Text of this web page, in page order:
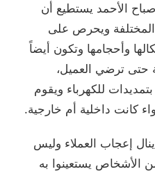
الأحمد يستطيع أن
المختلفة ويحرص على
وأحجامها وتكون أيضاً
حتى ترضي العميل،
للكهرباء ويقوم
كانت داخلية أم خارجية.
إعجاب العملاء وليس
الأشخاص يستعينوا به